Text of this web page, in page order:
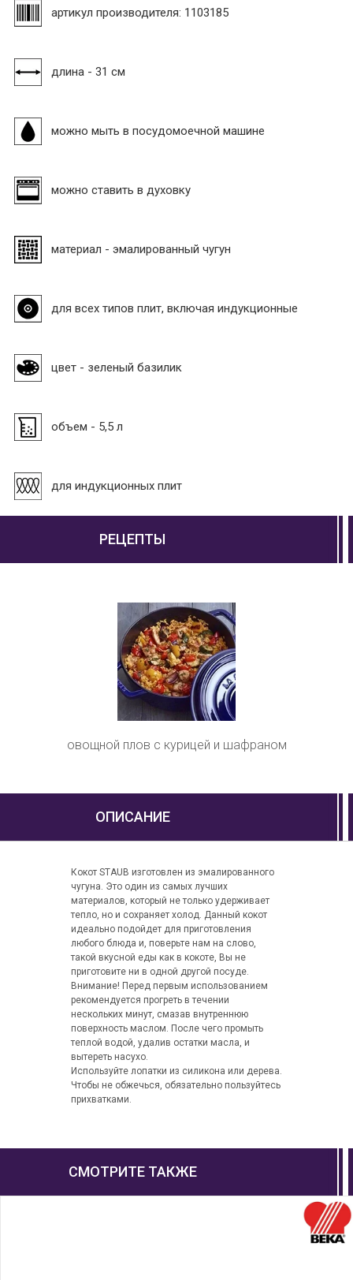
артикул производителя: 1103185
длина - 31 см
можно мыть в посудомоечной машине
можно ставить в духовку
материал - эмалированный чугун
для всех типов плит, включая индукционные
цвет - зеленый базилик
объем - 5,5 л
для индукционных плит
РЕЦЕПТЫ
овощной плов с курицей и шафраном
ОПИСАНИЕ
Кокот STAUB изготовлен из эмалированного
чугуна. Это один из самых лучших
материалов, который не только удерживает
тепло, но и сохраняет холод. Данный кокот
идеально подойдет для приготовления
любого блюда и, поверьте нам на слово,
такой вкусной еды как в кокоте, Вы не
приготовите ни в одной другой посуде.
Внимание! Перед первым использованием
рекомендуется прогреть в течении
нескольких минут, смазав внутреннюю
поверхность маслом. После чего промыть
теплой водой, удалив остатки масла, и
вытереть насухо.
Используйте лопатки из силикона или дерева.
Чтобы не обжечься, обязательно пользуйтесь
прихватками.
СМОТРИТЕ ТАКЖЕ